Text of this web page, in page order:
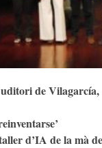
de
d’IA de la mà